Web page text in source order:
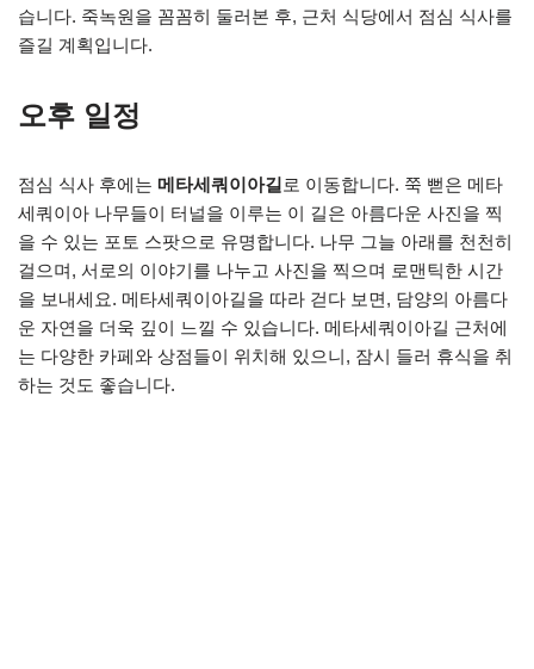
습니다. 죽녹원을 꼼꼼히 둘러본 후, 근처 식당에서 점심 식사를
즐길 계획입니다.
오후 일정
점심 식사 후에는 메타세쿼이아길 로 이동합니다. 쭉 뻗은 메타
세쿼이아 나무들이 터널을 이루는 이 길은 아름다운 사진을 찍
을 수 있는 포토 스팟으로 유명합니다. 나무 그늘 아래를 천천히
걸으며, 서로의 이야기를 나누고 사진을 찍으며 로맨틱한 시간
을 보내세요. 메타세쿼이아길을 따라 걷다 보면, 담양의 아름다
운 자연을 더욱 깊이 느낄 수 있습니다. 메타세쿼이아길 근처에
는 다양한 카페와 상점들이 위치해 있으니, 잠시 들러 휴식을 취
하는 것도 좋습니다.